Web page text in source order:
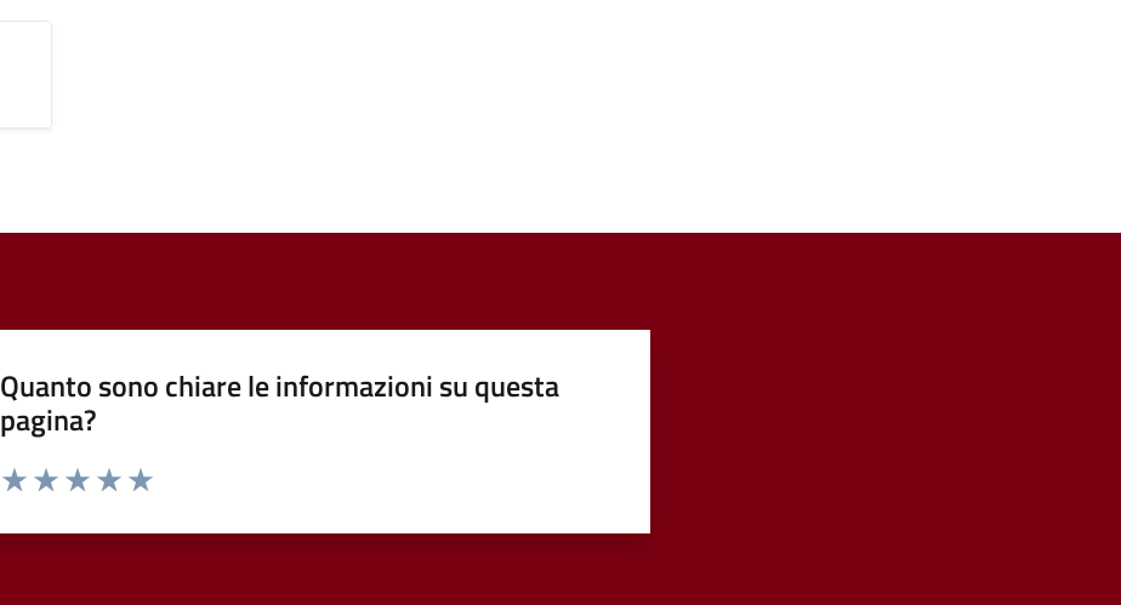
Quanto sono chiare le informazioni su questa
pagina?
Valuta da 1 a 5 stelle la pagina